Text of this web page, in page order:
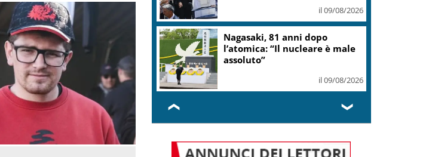
il 09/08/2026
Federcontribuenti Roma: Basta trasformare
centro storico in grande albergo di lusso
❮ ❯